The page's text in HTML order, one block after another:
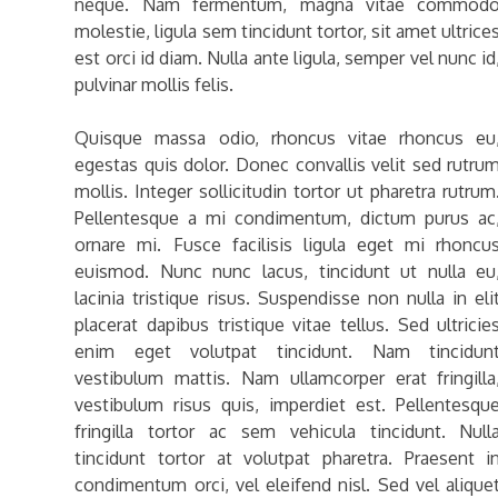
neque. Nam fermentum, magna vitae commodo
molestie, ligula sem tincidunt tortor, sit amet ultrices
est orci id diam. Nulla ante ligula, semper vel nunc id,
pulvinar mollis felis.
Quisque massa odio, rhoncus vitae rhoncus eu,
egestas quis dolor. Donec convallis velit sed rutrum
mollis. Integer sollicitudin tortor ut pharetra rutrum.
Pellentesque a mi condimentum, dictum purus ac,
ornare mi. Fusce facilisis ligula eget mi rhoncus
euismod. Nunc nunc lacus, tincidunt ut nulla eu,
lacinia tristique risus. Suspendisse non nulla in
placerat dapibus tristique vitae tellus. Sed ultricies
enim eget volutpat tincidunt. Nam
vestibulum mattis. Nam ullamcorper erat fringilla,
vestibulum risus quis, imperdiet est. Pellentesque
fringilla tortor ac sem vehicula tincidunt. Nulla
tincidunt tortor at volutpat pharetra. Praesent in
condimentum orci, vel eleifend nisl. Sed vel